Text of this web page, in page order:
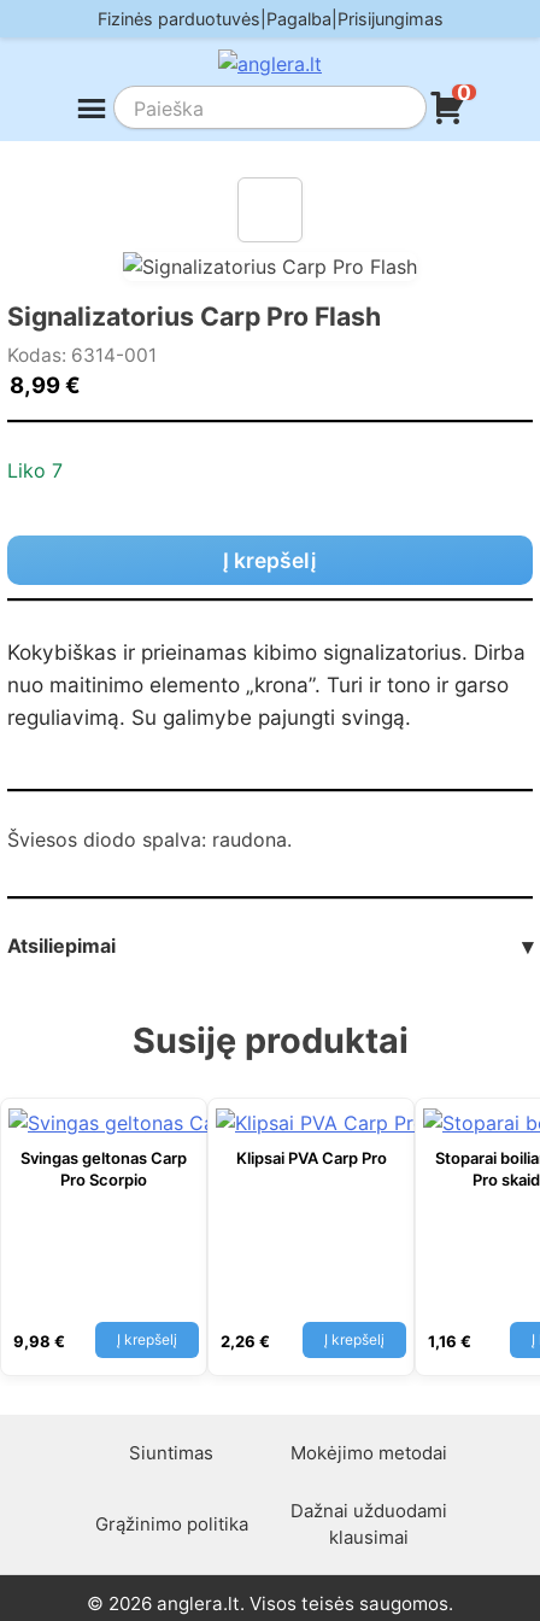
to
Fizinės parduotuvės Pagalba Prisijungimas
0
Signalizatorius Carp Pro Flash
Kodas: 6314-001
8,99€
Liko 7
Į krepšelį
Kokybiškas ir prieinamas kibimo signalizatorius. Dirba
nuo maitinimo elemento „krona”. Turi ir tono ir garso
reguliavimą. Su galimybe pajungti svingą.
Šviesos diodo spalva: raudona.
Atsiliepimai ▾
Susiję produktai
Svingas geltonas Carp
Pro Scorpio
9,98 € Į krepšelį
Klipsai PVA Carp Pro
2,26 € Į krepšelį
Stoparai
Pro
1,16 € Į
Siuntimas Mokėjimo metodai
Grąžinimo politika
Dažnai užduodami
klausimai
© 2026 anglera.lt. Visos teisės saugomos.